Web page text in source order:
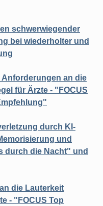
schwerwiegender
bei wiederholter und
an die
für Ärzte - "FOCUS
durch KI-
und
durch die Nacht" und
die Lauterkeit
- "FOCUS Top